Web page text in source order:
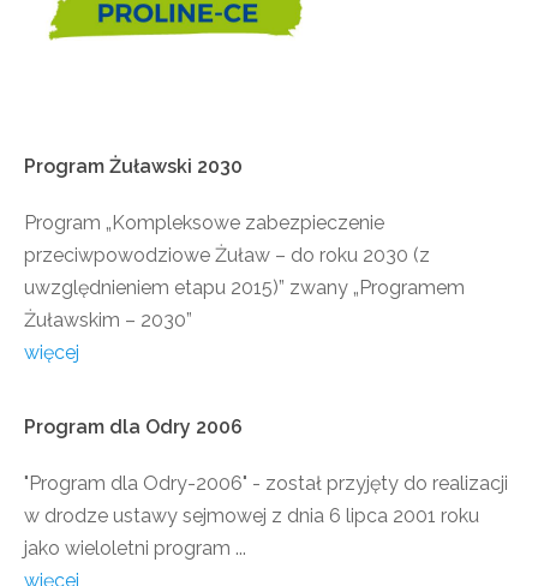
Program Żuławski 2030
Program „Kompleksowe zabezpieczenie
przeciwpowodziowe Żuław – do roku 2030 (z
uwzględnieniem etapu 2015)” zwany „Programem
Żuławskim – 2030”
więcej
Program dla Odry 2006
"Program dla Odry-2006" - został przyjęty do realizacji
w drodze ustawy sejmowej z dnia 6 lipca 2001 roku
jako wieloletni program ...
więcej